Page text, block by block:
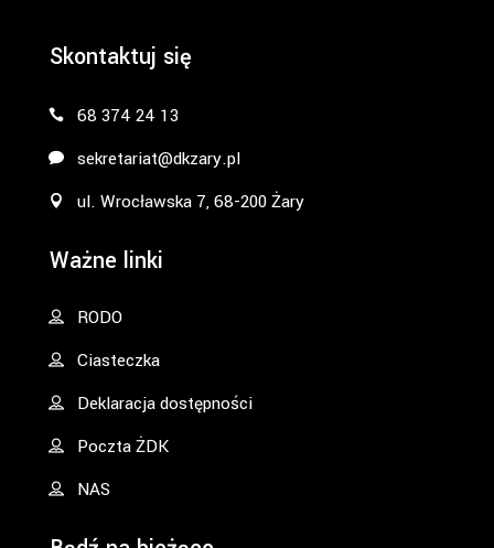
Skontaktuj się
68 374 24 13
sekretariat@dkzary.pl
ul. Wrocławska 7, 68-200 Żary
Ważne linki
RODO
Ciasteczka
Deklaracja dostępności
Poczta ŻDK
NAS